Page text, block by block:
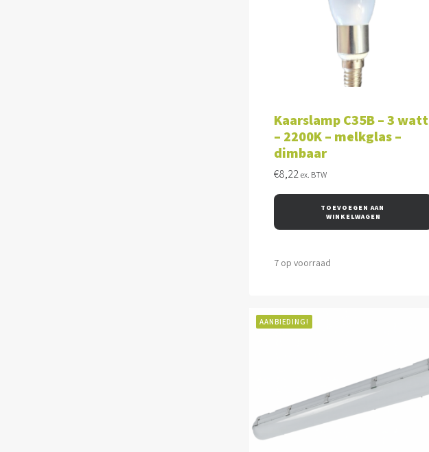
Kaarslamp C35B – 3 watt
– 2200K – melkglas –
dimbaar
€8,22 ex. BTW
TOEVOEGEN AAN
WINKELWAGEN
7 op voorraad
AANBIEDING!